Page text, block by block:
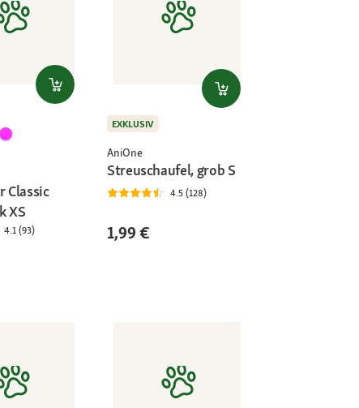
Classic
XS
4.1 (93)
EXKLUSIV
AniOne
Streuschaufel, grob S
4.5 (128)
1,99 €